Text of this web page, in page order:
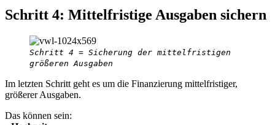
Schritt 4: Mittelfristige Ausgaben sichern
Schritt 4 = Sicherung der mittelfristigen
größeren Ausgaben
Im letzten Schritt geht es um die Finanzierung mittelfristiger,
größerer Ausgaben.
Das können sein: